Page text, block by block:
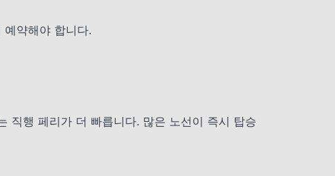
약해야 합니다.
직행 페리가 더 빠릅니다. 많은 노선이 즉시 탑승